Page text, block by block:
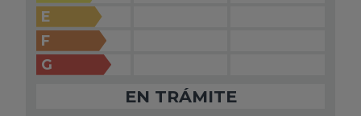
E
F
G
EN TRÁMITE